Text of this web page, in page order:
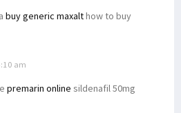
buy generic maxalthow to buy
am
premarin online sildenafil 50mg